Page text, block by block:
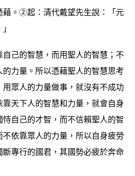
藉。②起：清代戴望先生說：「元
自己的智慧，而用聖人的智慧；不
力量。所以憑藉聖人的智慧思考
眾人的力量做事，就沒有不成功
天下人的智慧和力量，就會自身
自己的才智，而不信賴聖人的智
依靠眾人的力量，所以自身疲勞
專行的國君，其國勢必疲於奔命